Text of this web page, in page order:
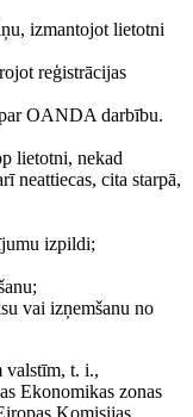
izmantojot lietotni
reģistrācijas
OANDA darbību.
lietotni, nekad
neattiecas, cita starpā,
izpildi;
vai izņemšanu no
valstīm, t. i.,
Ekonomikas zonas
Komisijas